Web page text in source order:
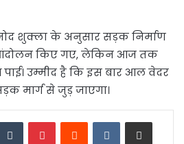
शुक्ला के अनुसार सड़क निर्माण
किए गए, लेकिन आज तक
उम्मीद है कि इस बार आल वेदर
मार्ग से जुड़ जाएगा।
TumblrPinterestReddit VKontakteShare via Email